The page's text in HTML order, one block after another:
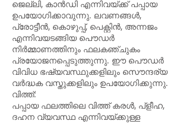
ജെല്ലി, കാൻഡി എന്നിവയ്ക്ക് പപ്പായ
ഉപയോഗിക്കാവുന്നു. ലവണങ്ങൾ,
പ്രോട്ടീൻ, കൊഴുപ്പ്, പെക്റ്റിൻ, അന്നജം
എന്നിവയടങ്ങിയ പൌഡർ
നിർമ്മാണത്തിനും ഫലകഞ്ചുകം
പ്രയോജനപ്പെടുത്തുന്നു. ഈ പൌഡർ
വിവിധ ഭഷ്യവസ്ഥുക്കളിലും സൌന്ദര്യ
വർദ്ധക വസ്തുക്കളിലും ഉപയോഗിക്കുന്നു.
വിത്ത്:
പപ്പായ ഫലത്തിലെ വിത്ത് കരൾ, പ്ളീഹ,
ദഹന വ്യവസ്ഥ എന്നിവയ്ക്കുള്ള